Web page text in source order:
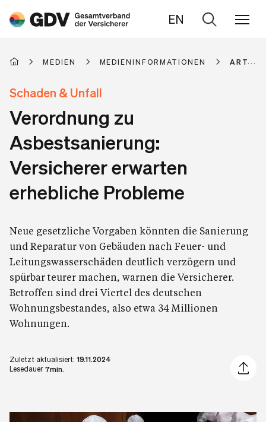
EN
Zur
MEDIEN MEDIENINFORMATIONEN
Schaden & Unfall
Verordnung zu
Asbestsanierung:
Versicherer erwarten
erhebliche Probleme
Neue gesetzliche Vorgaben könnten die Sanierung
und Reparatur von Gebäuden nach Feuer- und
Leitungswasserschäden deutlich verzögern und
spürbar teurer machen, warnen die Versicherer.
Betroffen sind drei Viertel des deutschen
Wohnungsbestandes, also etwa 34 Millionen
Wohnungen.
Zuletzt aktualisiert: 19.11.2024
Lesedauer 7min.
Artikel